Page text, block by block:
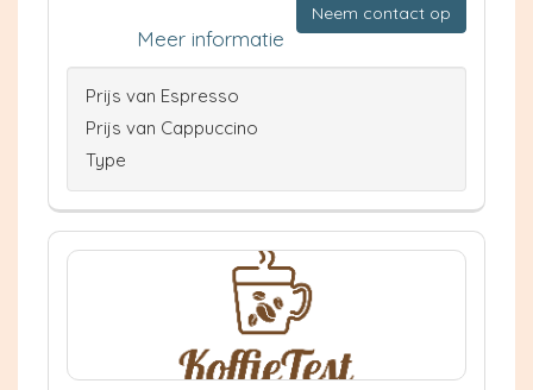
Neem contact op
Meer informatie
Prijs van Espresso
Prijs van Cappuccino
Type